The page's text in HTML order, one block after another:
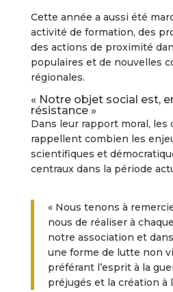
Cette année a aussi été
activité de formation, des
des actions de proximité
populaires et de nouvelles
régionales.
« Notre objet social est,
résistance »
Dans leur rapport moral, les
rappellent combien les
scientifiques et
centraux dans la période
« Nous tenons à
nous de réaliser à
notre association et
une forme de lutte non
préférant l’esprit à la
préjugés et la création à